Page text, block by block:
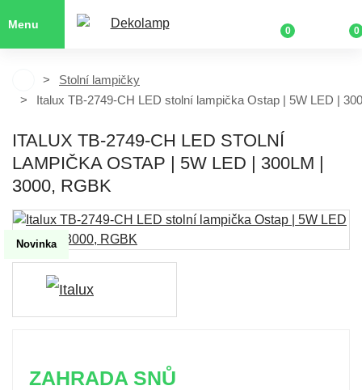
Menu
0 0
Stolní lampičky
Italux TB-2749-CH LED stolní lampička Ostap | 5W LED |
ITALUX TB-2749-CH LED STOLNÍ
LAMPIČKA OSTAP | 5W LED | 300LM |
3000, RGBK
Novinka
ZAHRADA SNŮ